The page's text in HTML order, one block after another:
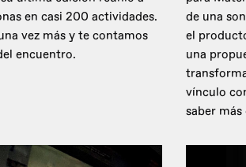
en casi 200 actividades.
vez más y te contamos
encuentro.
de una
el
una
vínculo
saber